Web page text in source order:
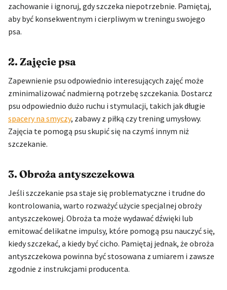
zachowanie i ignoruj, gdy szczeka niepotrzebnie. Pamiętaj,
aby być konsekwentnym i cierpliwym w treningu swojego
psa.
2. Zajęcie psa
Zapewnienie psu odpowiednio interesujących zajęć może
zminimalizować nadmierną potrzebę szczekania. Dostarcz
psu odpowiednio dużo ruchu i stymulacji, takich jak długie
spacery na smyczy, zabawy z piłką czy trening umysłowy.
Zajęcia te pomogą psu skupić się na czymś innym niż
szczekanie.
3. Obroża antyszczekowa
Jeśli szczekanie psa staje się problematyczne i trudne do
kontrolowania, warto rozważyć użycie specjalnej obroży
antyszczekowej. Obroża ta może wydawać dźwięki lub
emitować delikatne impulsy, które pomogą psu nauczyć się,
kiedy szczekać, a kiedy być cicho. Pamiętaj jednak, że obroża
antyszczekowa powinna być stosowana z umiarem i zawsze
zgodnie z instrukcjami producenta.